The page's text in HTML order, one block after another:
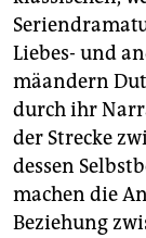
Liebes- und
mäandern
durch ihr
der Strecke
dessen
machen die
Beziehung